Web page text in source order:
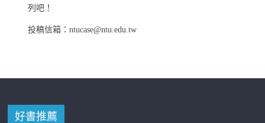
列吧！
投稿信箱：ntucase@ntu.edu.tw
好書推薦